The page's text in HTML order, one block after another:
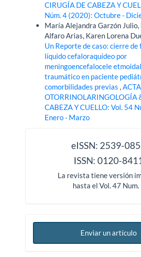
CIRUGÍA DE CABEZA Y
Núm. 4 (2020): Octubre -
María Alejandra Garzón
Alfaro Arias, Karen Lorena
Un Reporte de caso: cierre de
líquido cefaloraquídeo por
meningoencefalocele
traumático en paciente
comorbilidades previas,
OTORRINOLARINGOLOGÍA
CABEZA Y CUELLO: Vol. 54
Enero - Marzo
eISSN: 2539-
ISSN: 0120-
La revista tiene versión
hasta el Vol. 47 Num.
Enviar un artículo